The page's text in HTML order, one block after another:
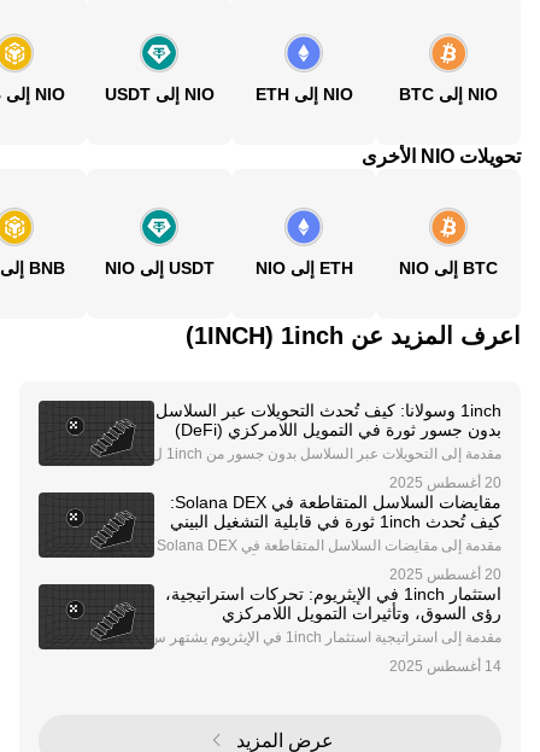
NIO إلى BTC NIO إلى ETH NIO إلى USDT NIO إلى BNB
تحويلات NIO الأخرى
BTC إلى NIO ETH إلى NIO USDT إلى NIO BNB إلى NIO
اعرف المزيد عن‏ 1inch (‏1INCH)
1inch وسولانا: كيف تُحدث التحويلات عبر السلاسل
بدون جسور ثورة في التمويل اللامركزي (DeFi)
مقدمة إلى التحويلات عبر السلاسل بدون جسور من 1inch ل
ين نقل الأصول بسلاسة عبر شبكات البلوكشين. الحلول التق
ليدية، مثل الجسور وبروتوكولات الرسائل، كا
مقايضات السلاسل المتقاطعة في Solana DEX:
كيف تُحدث 1inch ثورة في قابلية التشغيل البيني
للتمويل اللامركزي
مقدمة إلى مقايضات السلاسل المتقاطعة في Solana DEX
صبحت قابلية التشغيل البيني حجر الزاوية للابتكار. تمثل مقا
يضات السلاسل المتقاطعة في Solana DEX،استثمار 1inch في الإيثريوم: تحركات استراتيجية،
رؤى السوق، وتأثيرات التمويل اللامركزي
مقدمة إلى استراتيجية استثمار 1inch في الإيثريوم يشتهر س
وق العملات الرقمية بتقلباته، ومع ذلك، أظهرت جهات مؤس
عرض المزيد